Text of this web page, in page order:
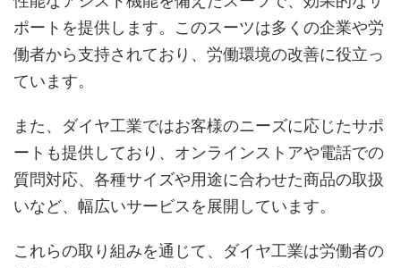
ポートを提供します。このスーツは多くの企業や労
働者から支持されており、労働環境の改善に役立っ
ています。
また、ダイヤ工業ではお客様のニーズに応じたサポ
ートも提供しており、オンラインストアや電話での
質問対応、各種サイズや用途に合わせた商品の取扱
いなど、幅広いサービスを展開しています。
これらの取り組みを通じて、ダイヤ工業は労働者の